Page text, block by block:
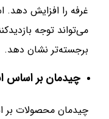
غرفه را افزایش
می‌تواند توجه
برجسته‌تر نشان دهد.
چیدمان بر اساس
چیدمان محصولات بر